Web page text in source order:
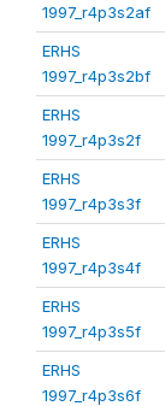
1997_r4p3s2af
ERHS
1997_r4p3s2bf
ERHS
1997_r4p3s2f
ERHS
1997_r4p3s3f
ERHS
1997_r4p3s4f
ERHS
1997_r4p3s5f
ERHS
1997_r4p3s6f